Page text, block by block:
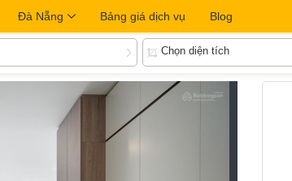
Đà Nẵng Bảng giá dịch vụ Blog
Chọn diện tích